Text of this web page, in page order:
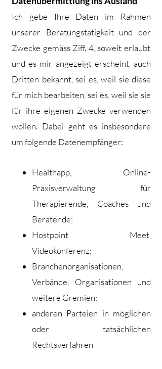
Ich gebe Ihre Daten im Rahmen
unserer Beratungstätigkeit und der
Zwecke gemäss Ziff. 4, soweit erlaubt
und es mir angezeigt erscheint, auch
Dritten bekannt, sei es, weil sie diese
für mich bearbeiten, sei es, weil sie sie
für ihre eigenen Zwecke verwenden
wollen. Dabei geht es insbesondere
um folgende Datenempfänger:
Healthapp, Online-
Praxisverwaltung für
Therapierende, Coaches und
Beratende;
Hostpoint Meet,
Videokonferenz;
Branchenorganisationen,
Verbände, Organisationen und
weitere Gremien;
anderen Parteien in möglichen
oder tatsächlichen
Rechtsverfahren